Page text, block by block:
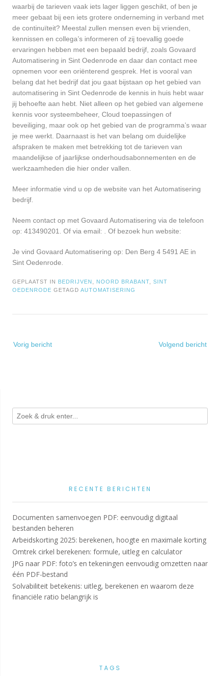
waarbij de tarieven vaak iets lager liggen geschikt, of ben je
meer gebaat bij een iets grotere onderneming in verband met
de continuïteit? Meestal zullen mensen even bij vrienden,
kennissen en collega’s informeren of zij toevallig goede
ervaringen hebben met een bepaald bedrijf, zoals Govaard
Automatisering in Sint Oedenrode en daar dan contact mee
opnemen voor een oriënterend gesprek. Het is vooral van
belang dat het bedrijf dat jou gaat bijstaan op het gebied van
automatisering in Sint Oedenrode de kennis in huis hebt waar
jij behoefte aan hebt. Niet alleen op het gebied van algemene
kennis voor systeembeheer, Cloud toepassingen of
beveiliging, maar ook op het gebied van de programma’s waar
je mee werkt. Daarnaast is het van belang om duidelijke
afspraken te maken met betrekking tot de tarieven van
maandelijkse of jaarlijkse onderhoudsabonnementen en de
werkzaamheden die hier onder vallen.
Meer informatie vind u op de website van het Automatisering
bedrijf.
Neem contact op met Govaard Automatisering via de telefoon
op: 413490201. Of via email:
. Of bezoek hun website:
Je vind Govaard Automatisering op: Den Berg 4 5491 AE in
Sint Oedenrode.
GEPLAATST IN BEDRIJVEN NOORD BRABANT
SINT
OEDENRODE GETAGD AUTOMATISERING
navigatie
Vorig bericht Volgend bericht
RECENTE BERICHTEN
Documenten samenvoegen PDF: eenvoudig digitaal
bestanden beheren
Arbeidskorting 2025: berekenen, hoogte en maximale korting
Omtrek cirkel berekenen: formule, uitleg en calculator
JPG naar PDF: foto’s en tekeningen eenvoudig omzetten naar
één PDF-bestand
Solvabiliteit betekenis: uitleg, berekenen en waarom deze
financiële ratio belangrijk is
TAGS